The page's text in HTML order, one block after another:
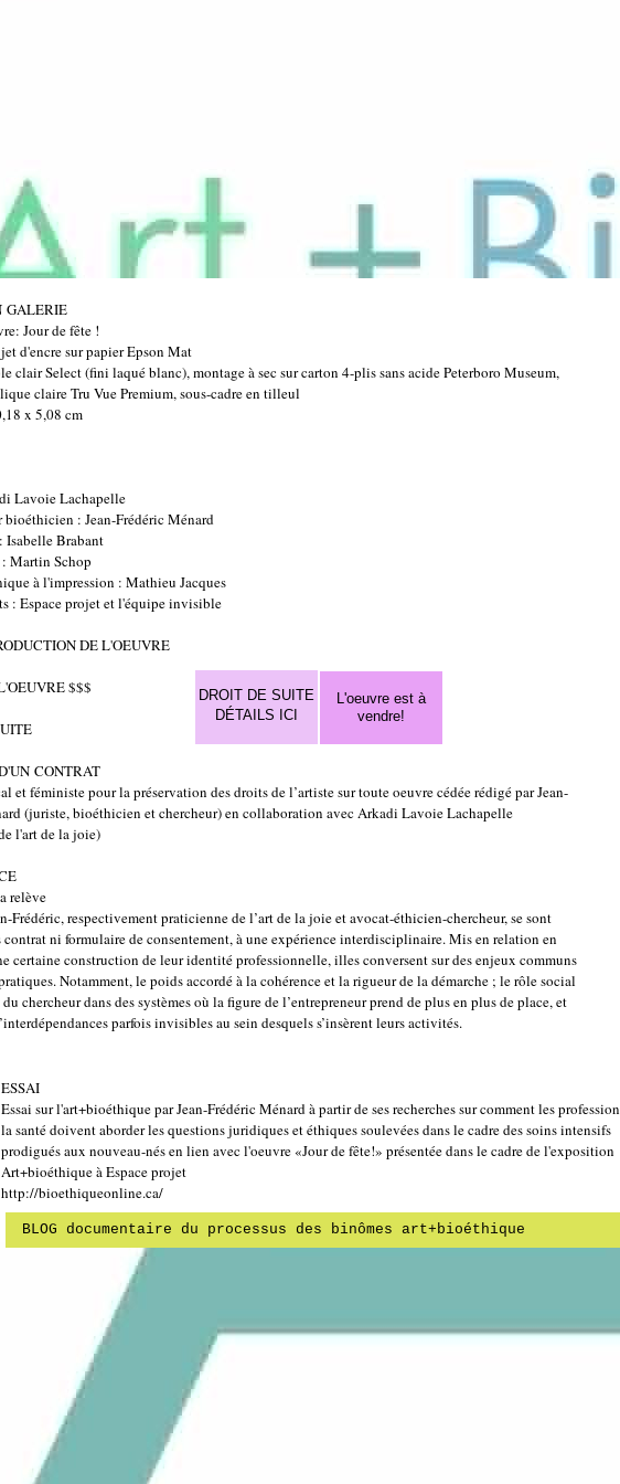
BLOG documentaire du processus des binômes art+bioéthique
GALERIE
Jour de fête !
d'encre sur papier Epson Mat
clair Select (fini laqué blanc), montage à sec sur carton 4-plis sans acide Peterboro Museum,
claire Tru Vue Premium, sous-cadre en tilleul
x 5,08 cm
Lavoie Lachapelle
: Jean-Frédéric Ménard
Isabelle Brabant
Martin Schop
à l'impression : Mathieu Jacques
: Espace projet et l'équipe invisible
DE L'OEUVRE
$$$
CONTRAT
et féministe pour la préservation des droits de l’artiste sur toute oeuvre cédée rédigé par Jean-
(juriste, bioéthicien et chercheur) en collaboration avec Arkadi Lavoie Lachapelle
l'art de la joie)
relève
Frédéric, respectivement praticienne de l’art de la joie et avocat-éthicien-chercheur, se sont
contrat ni formulaire de consentement, à une expérience interdisciplinaire. Mis en relation en
certaine construction de leur identité professionnelle, illes conversent sur des enjeux communs
Notamment, le poids accordé à la cohérence et la rigueur de la démarche ; le rôle social
chercheur dans des systèmes où la figure de l’entrepreneur prend de plus en plus de place, et
parfois invisibles au sein desquels s’insèrent leurs activités.
ESSAI
Essai sur l'art+bioéthique par Jean-Frédéric Ménard à partir de ses recherches sur comment les
la santé doivent aborder les questions juridiques et éthiques soulevées dans le cadre des soins intensifs
prodigués aux nouveau-nés en lien avec l'oeuvre «Jour de fête!» présentée dans le cadre de l'exposition
Art+bioéthique à Espace projet
http://bioethiqueonline.ca/
L'oeuvre est à
vendre!
DROIT DE SUITE
DÉTAILS ICI